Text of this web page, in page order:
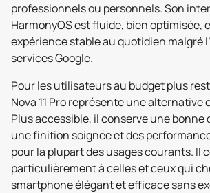
professionnels ou personnels. Son
HarmonyOS est fluide, bien optimisée,
expérience stable au quotidien malgré
services Google.
Pour les utilisateurs au budget plus
Nova 11 Pro représente une alternative
Plus accessible, il conserve une bonne
une finition soignée et des
pour la plupart des usages courants. Il
particulièrement à celles et ceux qui
smartphone élégant et efficace sans